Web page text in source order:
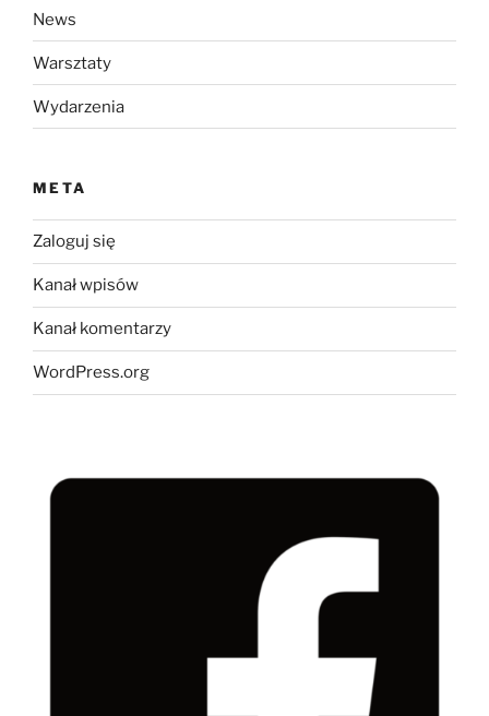
News
Warsztaty
Wydarzenia
META
Zaloguj się
Kanał wpisów
Kanał komentarzy
WordPress.org